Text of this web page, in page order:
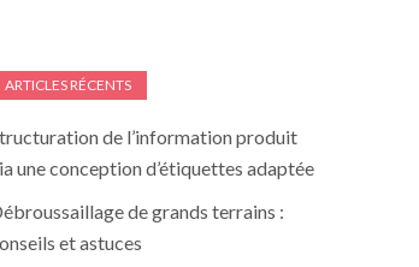
ARTICLES RÉCENTS
de l’information produit
une conception d’étiquettes adaptée
de grands terrains :
et astuces